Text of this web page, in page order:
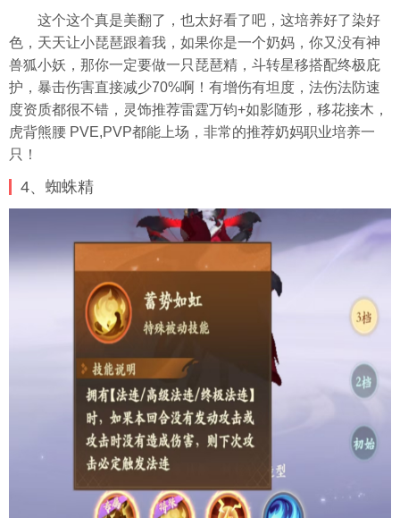
这个这个真是美翻了，也太好看了吧，这培养好了染好
色，天天让小琵琶跟着我，如果你是一个奶妈，你又没有神
兽狐小妖，那你一定要做一只琵琶精，斗转星移搭配终极庇
护，暴击伤害直接减少70%啊！有增伤有坦度，法伤法防速
度资质都很不错，灵饰推荐雷霆万钧+如影随形，移花接木，
虎背熊腰 PVE,PVP都能上场，非常的推荐奶妈职业培养一
只！
4、蜘蛛精